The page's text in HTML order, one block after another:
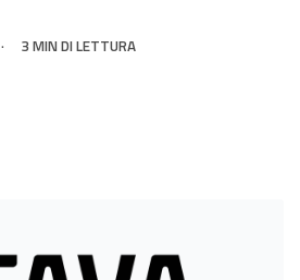
3 MIN DI LETTURA